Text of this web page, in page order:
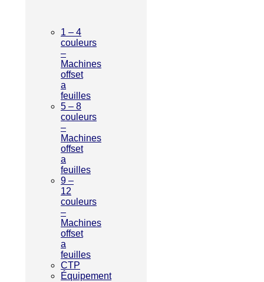
1 – 4
couleurs
–
Machines
offset
a
feuilles
5 – 8
couleurs
–
Machines
offset
a
feuilles
9 –
12
couleurs
–
Machines
offset
a
feuilles
CTP
Équipement